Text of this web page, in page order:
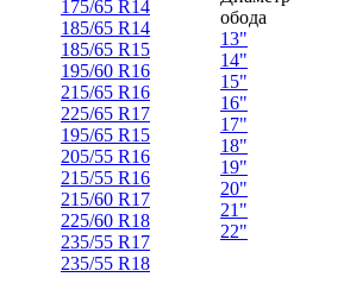
175/65 R14
185/65 R14
185/65 R15
195/60 R16
215/65 R16
225/65 R17
195/65 R15
205/55 R16
215/55 R16
215/60 R17
225/60 R18
235/55 R17
235/55 R18
обода
13"
14"
15"
16"
17"
18"
19"
20"
21"
22"